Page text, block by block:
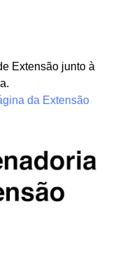
Extensão junto à
da Extensão